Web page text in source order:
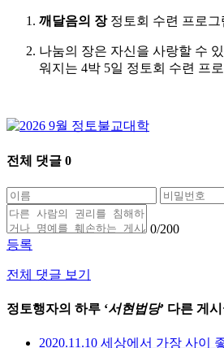
깨달음의 장정토회 수련 프로그
나눔의 장은 자신을 사랑할 수
워지는 4박 5일 정토회 수련 프
전체 댓글 0
0/200
등록
전체 댓글 보기
정토행자의 하루 ‘서현법당’ 다른 게
2020.11.10 세상에서 가장 사이